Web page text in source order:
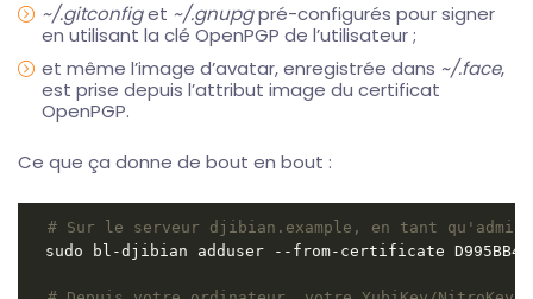
~/.gitconfiget ~/.gnupgpré-configurés pour signer
en utilisant la clé OpenPGP de l’utilisateur ;
et même l’image d’avatar, enregistrée dans ~/.face,
est prise depuis l’attribut image du certificat
OpenPGP.
Ce que ça donne de bout en bout :
# Sur le serveur djibian.example, en tant qu'admin